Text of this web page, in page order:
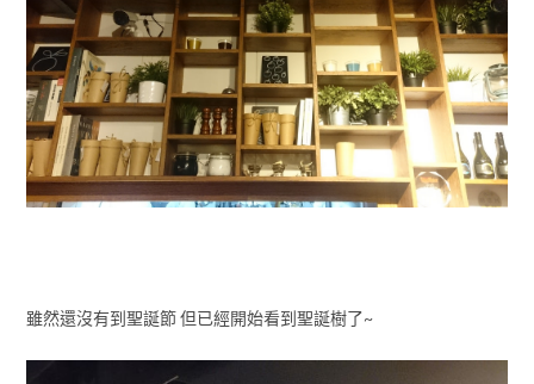
雖然還沒有到聖誕節 但已經開始看到聖誕樹了~